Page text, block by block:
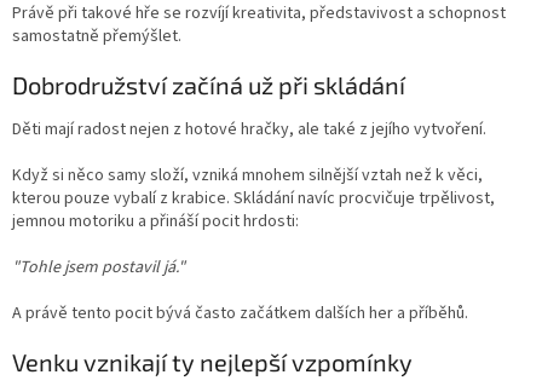
Právě při takové hře se rozvíjí kreativita, představivost a schopnost
samostatně přemýšlet.
Dobrodružství začíná už při skládání
Děti mají radost nejen z hotové hračky, ale také z jejího vytvoření.
Když si něco samy složí, vzniká mnohem silnější vztah než k věci,
kterou pouze vybalí z krabice. Skládání navíc procvičuje trpělivost,
jemnou motoriku a přináší pocit hrdosti:
"Tohle jsem postavil já."
A právě tento pocit bývá často začátkem dalších her a příběhů.
Venku vznikají ty nejlepší vzpomínky